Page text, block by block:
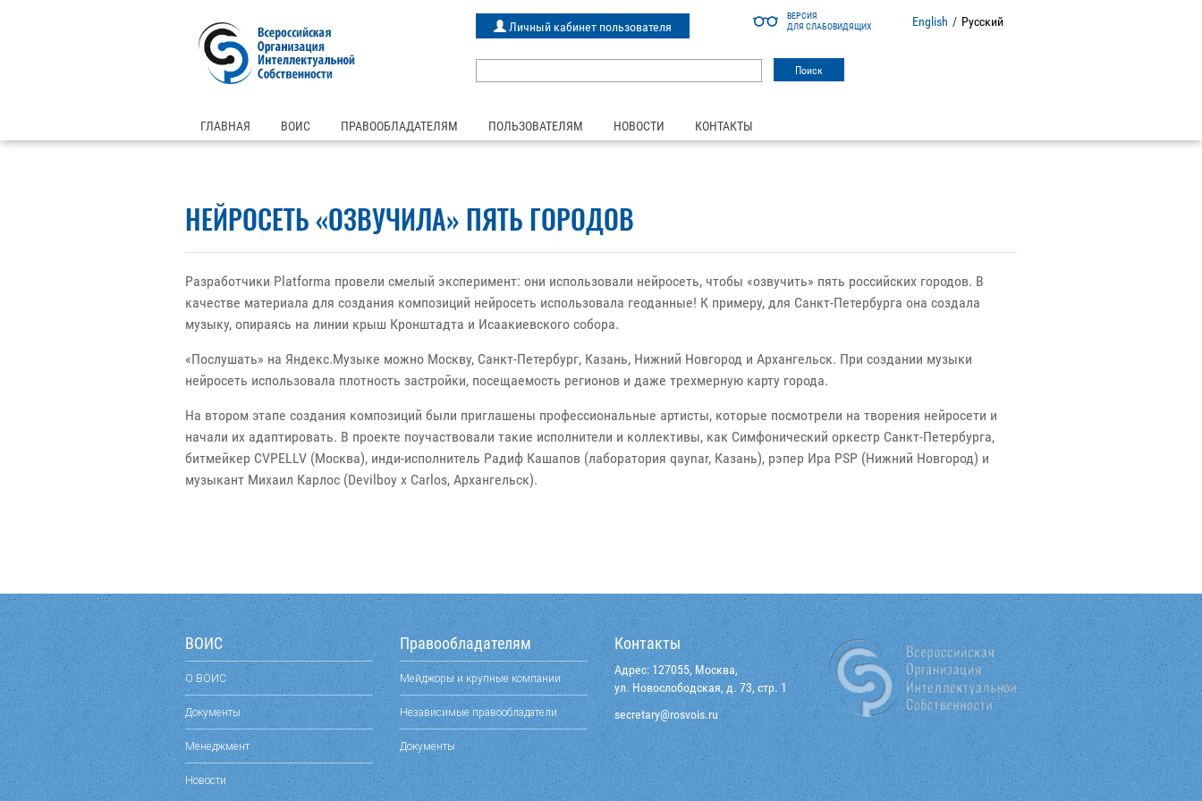
ВЕРСИЯ
ДЛЯ СЛАБОВИДЯЩИХ
English / Русский
Личный кабинет пользователя
ГЛАВНАЯ ВОИС ПРАВООБЛАДАТЕЛЯМ ПОЛЬЗОВАТЕЛЯМ НОВОСТИ КОНТАКТЫ
НЕЙРОСЕТЬ «ОЗВУЧИЛА» ПЯТЬ ГОРОДОВ
Разработчики Platforma провели смелый эксперимент: они использовали нейросеть, чтобы «озвучить» пять российских городов. В
качестве материала для создания композиций нейросеть использовала геоданные! К примеру, для Санкт-Петербурга она создала
музыку, опираясь на линии крыш Кронштадта и Исаакиевского собора.
«Послушать» на Яндекс.Музыке можно Москву, Санкт-Петербург, Казань, Нижний Новгород и Архангельск. При создании музыки
нейросеть использовала плотность застройки, посещаемость регионов и даже трехмерную карту города.
На втором этапе создания композиций были приглашены профессиональные артисты, которые посмотрели на творения нейросети и
начали их адаптировать. В проекте поучаствовали такие исполнители и коллективы, как Симфонический оркестр Санкт-Петербурга,
битмейкер CVPELLV (Москва), инди-исполнитель Радиф Кашапов (лаборатория qaynar, Казань), рэпер Ира PSP (Нижний Новгород) и
музыкант Михаил Карлос (Devilboy x Carlos, Архангельск).
ВОИС
О ВОИС
Документы
Менеджмент
Новости
Правообладателям
Мейджоры и крупные компании
Независимые правообладатели
Документы
Контакты
Адрес: 127055, Москва,
ул. Новослободская, д. 73, стр. 1
ur.siovsor
@yraterces